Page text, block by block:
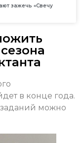
зажечь «Свечу
в конце года.
заданий можно